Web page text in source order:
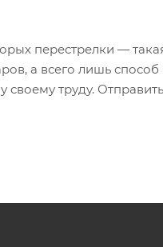
перестрелки —
а всего лишь способ
труду.